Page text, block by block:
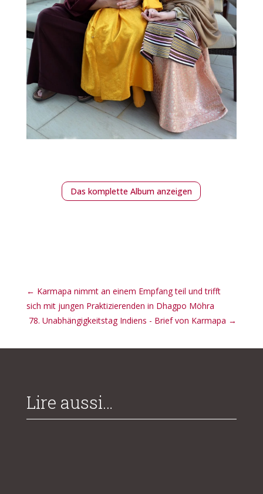
Das komplette Album anzeigen
← Karmapa nimmt an einem Empfang teil und trifft
sich mit jungen Praktizierenden in Dhagpo Möhra
78. Unabhängigkeitstag Indiens - Brief von Karmapa →
Lire aussi…